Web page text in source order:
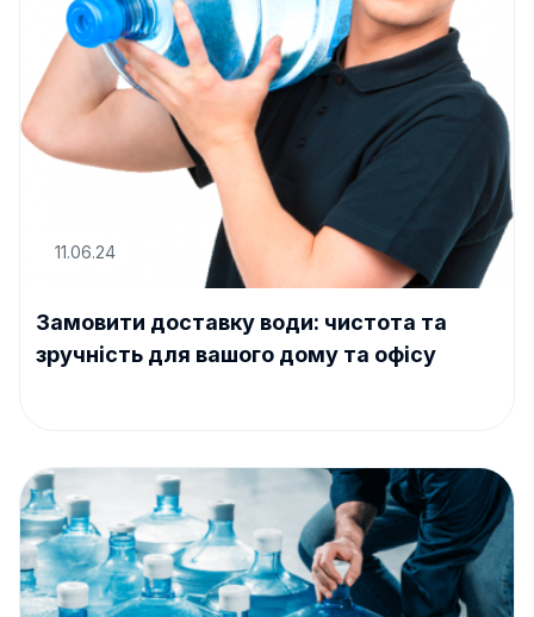
11.06.24
Замовити доставку води: чистота та
зручність для вашого дому та офісу